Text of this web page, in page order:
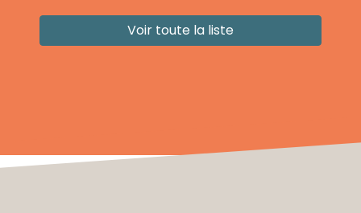
Voir toute la liste